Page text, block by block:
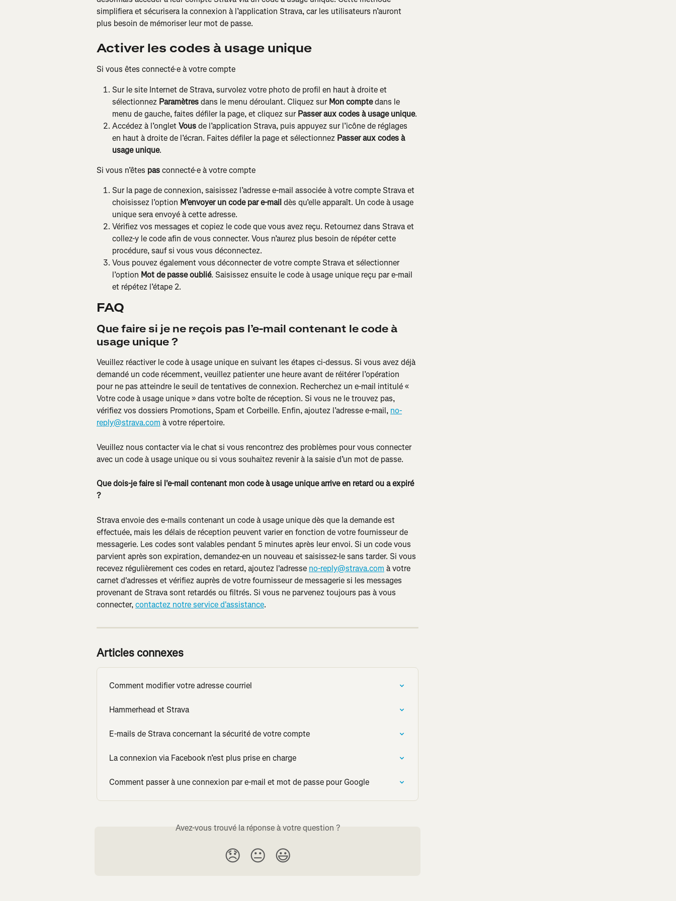
simplifiera et sécurisera la connexion à l’application Strava, car les utilisateurs n’auront
plus besoin de mémoriser leur mot de passe.
Activer les codes à usage unique
Si vous êtes connecté·e à votre compte
Sur le site Internet de Strava, survolez votre photo de profil en haut à droite et
sélectionnez Paramètres dans le menu déroulant. Cliquez sur Mon compte dans le
menu de gauche, faites défiler la page, et cliquez sur Passer aux codes à usage unique.
Accédez à l’onglet Vous de l’application Strava, puis appuyez sur l’icône de réglages
en haut à droite de l’écran. Faites défiler la page et sélectionnez Passer aux codes à
usage unique.
Si vous n’êtes pas connecté·e à votre compte
Sur la page de connexion, saisissez l’adresse e-mail associée à votre compte Strava et
choisissez l’option M’envoyer un code par e-mail dès qu’elle apparaît. Un code à usage
unique sera envoyé à cette adresse.
Vérifiez vos messages et copiez le code que vous avez reçu. Retournez dans Strava et
collez-y le code afin de vous connecter. Vous n’aurez plus besoin de répéter cette
procédure, sauf si vous vous déconnectez.
Vous pouvez également vous déconnecter de votre compte Strava et sélectionner
l’option Mot de passe oublié. Saisissez ensuite le code à usage unique reçu par e-mail
et répétez l’étape 2.
FAQ
Que faire si je ne reçois pas l’e-mail contenant le code à
usage unique ?
Veuillez réactiver le code à usage unique en suivant les étapes ci-dessus. Si vous avez déjà
demandé un code récemment, veuillez patienter une heure avant de réitérer l’opération
pour ne pas atteindre le seuil de tentatives de connexion. Recherchez un e-mail intitulé «
Votre code à usage unique » dans votre boîte de réception. Si vous ne le trouvez pas,
vérifiez vos dossiers Promotions, Spam et Corbeille. Enfin, ajoutez l’adresse e-mail, no-
reply@strava.com à votre répertoire.
Veuillez nous contacter via le chat si vous rencontrez des problèmes pour vous connecter
avec un code à usage unique ou si vous souhaitez revenir à la saisie d’un mot de passe.
Que dois-je faire si l'e-mail contenant mon code à usage unique arrive en retard ou a expiré
?
Strava envoie des e-mails contenant un code à usage unique dès que la demande est
effectuée, mais les délais de réception peuvent varier en fonction de votre fournisseur de
messagerie. Les codes sont valables pendant 5 minutes après leur envoi. Si un code vous
parvient après son expiration, demandez-en un nouveau et saisissez-le sans tarder. Si vous
recevez régulièrement ces codes en retard, ajoutez l'adresse no-reply@strava.com à votre
carnet d'adresses et vérifiez auprès de votre fournisseur de messagerie si les messages
provenant de Strava sont retardés ou filtrés. Si vous ne parvenez toujours pas à vous
connecter, contactez notre service d'assistance.
Articles connexes
Comment modifier votre adresse courriel
Hammerhead et Strava
E-mails de Strava concernant la sécurité de votre compte
La connexion via Facebook n’est plus prise en charge
Comment passer à une connexion par e-mail et mot de passe pour Google
Avez-vous trouvé la réponse à votre question ?
😞 😐 😃